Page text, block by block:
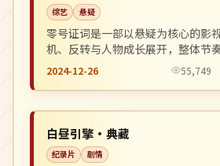
综艺 悬疑
零号证词是一部以悬疑为核心的影
机、反转与人物成长展开，整体节
观看。
2024-12-26 55,749
中国
白昼引擎·典藏
纪录片 剧情